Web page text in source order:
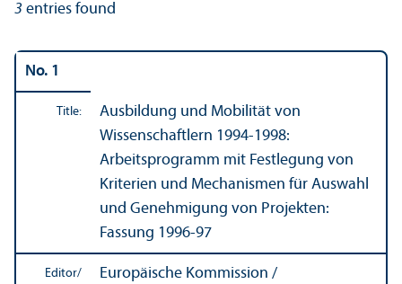
3 entries found
No. 1
Title:
Ausbildung und Mobilität von
Wissenschaftlern 1994-1998:
Arbeitsprogramm mit Festlegung von
Kriterien und Mechanismen für Auswahl
und Genehmigung von Projekten:
Fassung 1996-97
Editor/
Europäische Kommission /